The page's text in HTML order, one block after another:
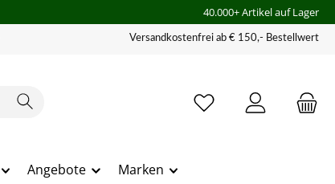
40.000+ Artikel auf Lager
Versandkostenfrei ab € 150,- Bestellwert
Angebote Marken